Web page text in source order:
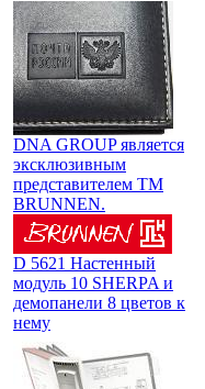
DNA GROUP является
эксклюзивным
представителем TM
BRUNNEN.
D 5621 Настенный
модуль 10 SHERPA и
демопанели 8 цветов к
нему